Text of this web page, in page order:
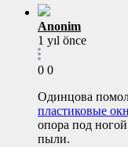
Anonim
1 yıl önce
0 0
Одинцова
пластиковые
опора под
пыли.